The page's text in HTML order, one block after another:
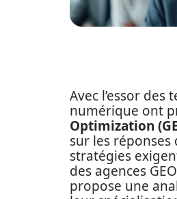
Avec l’essor
numérique ont
Optimization
sur les réponses
stratégies
des agences
propose une